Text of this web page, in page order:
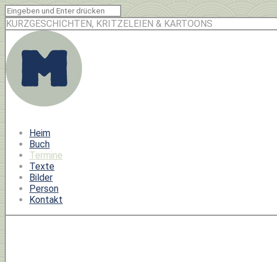
KURZGESCHICHTEN, KRITZELEIEN & KARTOONS
Heim
Buch
Termine
Texte
Bilder
Person
Kontakt